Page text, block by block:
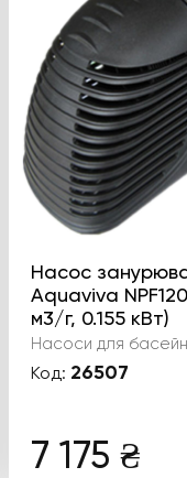
Насос
Aquaviva
м3/г, 0.155 кВт)
Насоси для
Код: 26507
7 175 ₴